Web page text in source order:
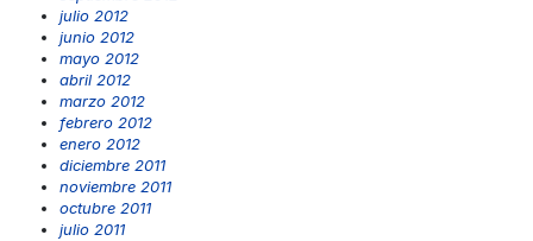
julio 2012
junio 2012
mayo 2012
abril 2012
marzo 2012
febrero 2012
enero 2012
diciembre 2011
noviembre 2011
octubre 2011
julio 2011